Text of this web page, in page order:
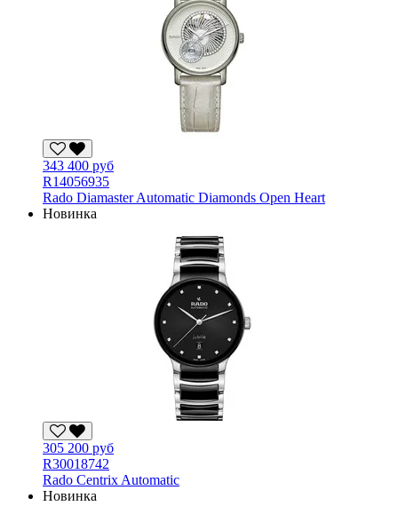
343 400 руб
R14056935
Rado Diamaster Automatic Diamonds Open Heart
Новинка
305 200 руб
R30018742
Rado Centrix Automatic
Новинка